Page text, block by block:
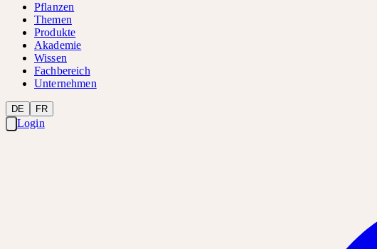
Pflanzen
Themen
Produkte
Akademie
Wissen
Fachbereich
Unternehmen
DE FR
Login